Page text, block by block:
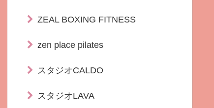
ZEAL BOXING FITNESS
zen place pilates
スタジオCALDO
スタジオLAVA